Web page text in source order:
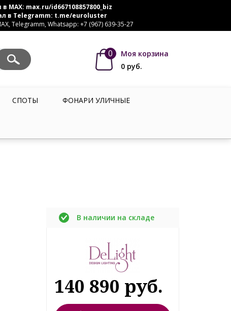
MAX: max.ru/id667108857800_biz
в Telegramm: t.me/euroluster
Telegramm, Whatsapp: +7 (967) 639-35-27
0
Моя корзина
0 руб.
СПОТЫ ФОНАРИ УЛИЧНЫЕ
В наличии на складе
140 890 руб.